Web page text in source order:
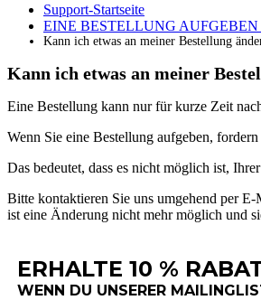
Support-Startseite
EINE BESTELLUNG AUFGEBEN
Kann ich etwas an meiner Bestellung
Kann ich etwas an meiner
Eine Bestellung kann nur für kurze Zeit
Wenn Sie eine Bestellung aufgeben, fordern
Das bedeutet, dass es nicht möglich ist, Ihrer
Bitte kontaktieren Sie uns umgehend per E-
ist eine Änderung nicht mehr möglich und
ERHALTE 10 %
WENN DU UNSERER